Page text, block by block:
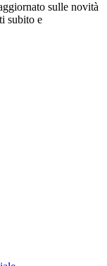
sulle novità
subito e